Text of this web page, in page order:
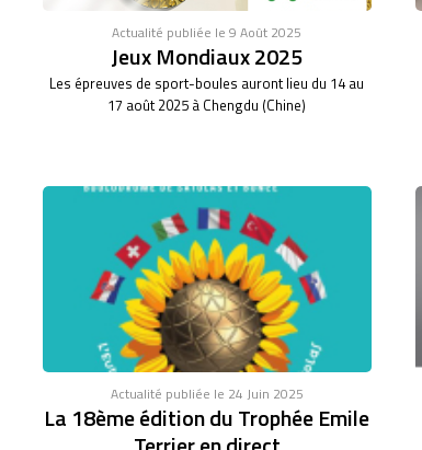
Actualité publiée le 9 Août 2025
Jeux Mondiaux 2025
Les épreuves de sport-boules auront lieu du 14 au
17 août 2025 à Chengdu (Chine)
Actualité publiée le 24 Juin 2025
La 18ème édition du Trophée Emile